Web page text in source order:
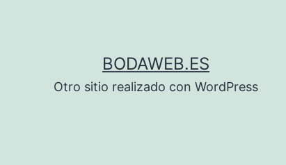
BODAWEB.ES
Otro sitio realizado con WordPress